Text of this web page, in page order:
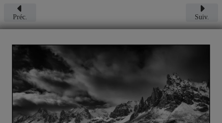
Préc. Suiv.